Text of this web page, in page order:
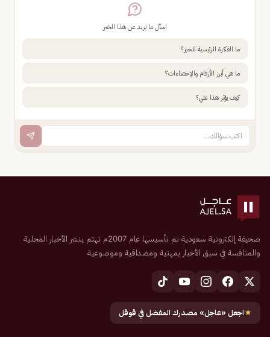
اسأل ما تريد عن هذا الخبر
ما الفكرة الرئيسية للخبر؟
ما هي أبرز الأرقام والإحصاءات؟
كيف يؤثر هذا علي؟
صحيفة إلكترونية سعودية تم تأسيسها عام 2007م تهتم بنشر الأخبار المحلية
والمنافسة في سبق الأخبار بمهنية ومصداقية وموضوعية
★اجعل «عاجل» مصدرك المفضل في قوقل